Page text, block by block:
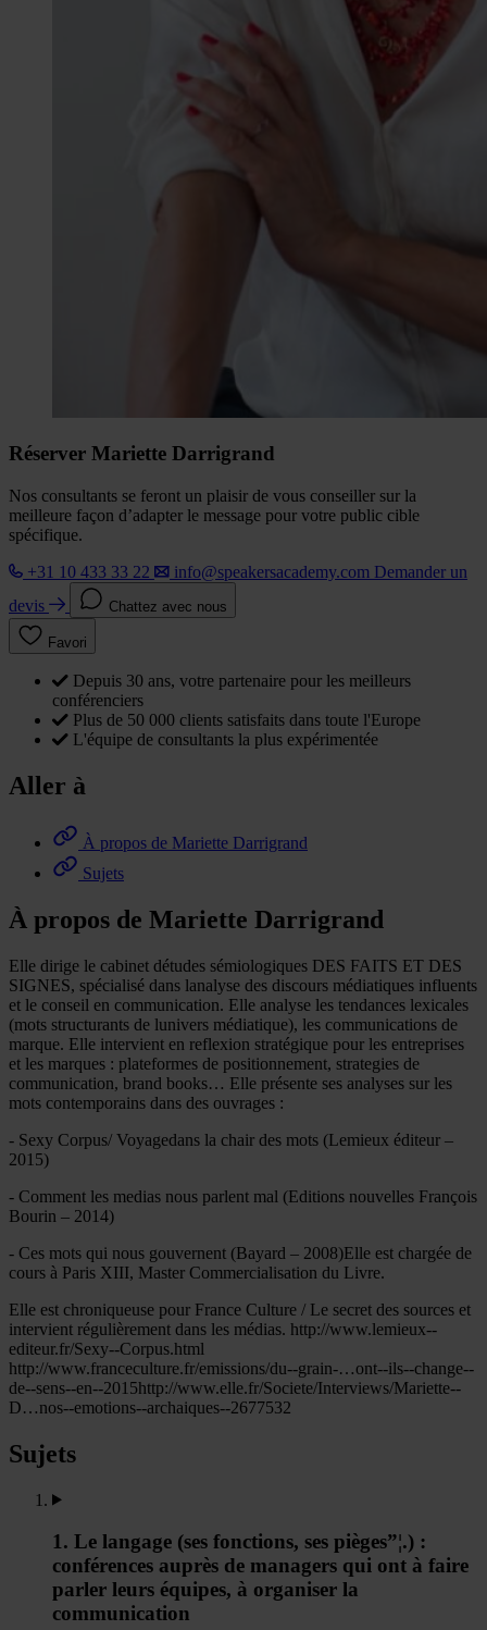
Réserver Mariette Darrigrand
Nos consultants se feront un plaisir de vous conseiller sur la
meilleure façon d’adapter le message pour votre public cible
spécifique.
+31 10 433 33 22
info@speakersacademy.com Demander un
devis
Chattez avec nous
Favori
Depuis 30 ans, votre partenaire pour les meilleurs
conférenciers
Plus de 50 000 clients satisfaits dans toute l'Europe
L'équipe de consultants la plus expérimentée
Aller à
À propos de Mariette Darrigrand
Sujets
À propos de Mariette Darrigrand
Elle dirige le cabinet détudes sémiologiques DES FAITS ET DES
SIGNES, spécialisé dans lanalyse des discours médiatiques influents
et le conseil en communication. Elle analyse les tendances lexicales
(mots structurants de lunivers médiatique), les communications de
marque. Elle intervient en reflexion stratégique pour les entreprises
et les marques : plateformes de positionnement, strategies de
communication, brand books… Elle présente ses analyses sur les
mots contemporains dans des ouvrages :
-­ Sexy Corpus/ Voyagedans la chair des mots (Lemieux éditeur –
2015)
-­ Comment les medias nous parlent mal (Editions nouvelles François
Bourin – 2014)
-­ Ces mots qui nous gouvernent (Bayard – 2008)Elle est chargée de
cours à Paris XIII, Master Commercialisation du Livre.
Elle est chroniqueuse pour France Culture / Le secret des sources et
intervient régulièrement dans les médias. http://www.lemieux-­‐
editeur.fr/Sexy-­‐Corpus.html
http://www.franceculture.fr/emissions/du-­‐grain-­…ont-­‐ils-­‐change-­‐
de-­‐sens-­‐en-­‐2015http://www.elle.fr/Societe/Interviews/Mariette-­‐
D…nos-­‐emotions-­‐archaiques-­‐2677532
Sujets
1. Le langage (ses fonctions, ses pièges”¦.) :
conférences auprès de managers qui ont à faire
parler leurs équipes, à organiser la
communication